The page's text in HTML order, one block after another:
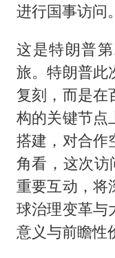
进行国事访问。
这是特朗普
旅。特朗普此
复刻，而是在
构的关键节点
搭建，对合作
角看，这次访
重要互动，将
球治理变革与
意义与前瞻性